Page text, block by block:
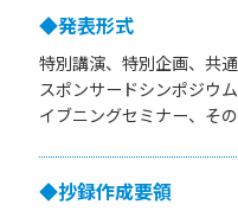
◆発表形式
特別講演、特別企画、共
スポンサードシンポジウ
イブニングセミナー、そ
◆抄録作成要領